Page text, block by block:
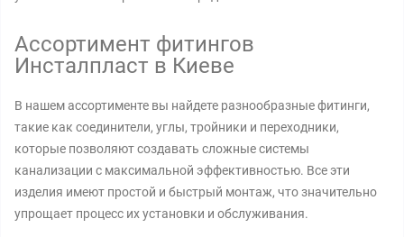
Ассортимент фитингов
Инсталпласт в Киеве
В нашем ассортименте вы найдете разнообразные фитинги,
такие как соединители, углы, тройники и переходники,
которые позволяют создавать сложные системы
канализации с максимальной эффективностью. Все эти
изделия имеют простой и быстрый монтаж, что значительно
упрощает процесс их установки и обслуживания.